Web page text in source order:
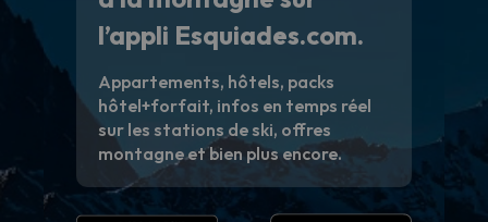
l’appli Esquiades.com.
Appartements, hôtels, packs
hôtel+forfait, infos en temps réel
sur les stations de ski, offres
montagne et bien plus encore.